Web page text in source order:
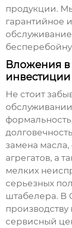
продукции.
гарантийное
Вложения в
инвестиции
Не стоит
обслуживании
замена масла,
агрегатов, а
мелких
серьезных
штабелера. В
производству
сервисный